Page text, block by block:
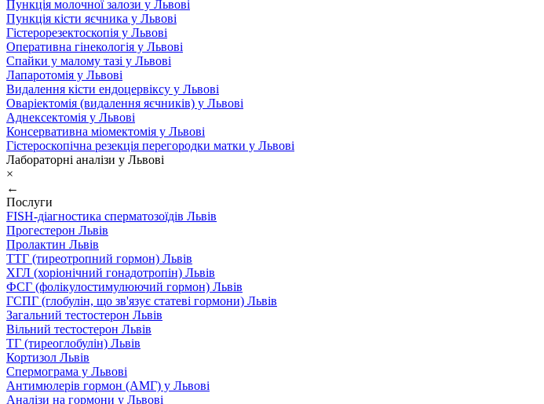
Пункція молочної залози у Львові
Пункція кісти яєчника у Львові
Гістерорезектоскопія у Львові
Оперативна гінекологія у Львові
Спайки у малому тазі у Львові
Лапаротомія у Львові
Видалення кісти ендоцервіксу у Львові
Оваріектомія (видалення яєчників) у Львові
Аднексектомія у Львові
Консервативна міомектомія у Львові
Гістероскопічна резекція перегородки матки у Львові
Лабораторні аналізи у Львові
×
←
Послуги
FISH-діагностика сперматозоїдів Львів
Прогестерон Львів
Пролактин Львів
ТТГ (тиреотропний гормон) Львів
ХГЛ (хоріонічний гонадотропін) Львів
ФСГ (фолікулостимулюючий гормон) Львів
ГСПГ (глобулін, що зв'язує статеві гормони) Львів
Загальний тестостерон Львів
Вільний тестостерон Львів
ТГ (тиреоглобулін) Львів
Кортизол Львів
Спермограма у Львові
Антимюлерів гормон (АМГ) у Львові
Аналізи на гормони у Львові